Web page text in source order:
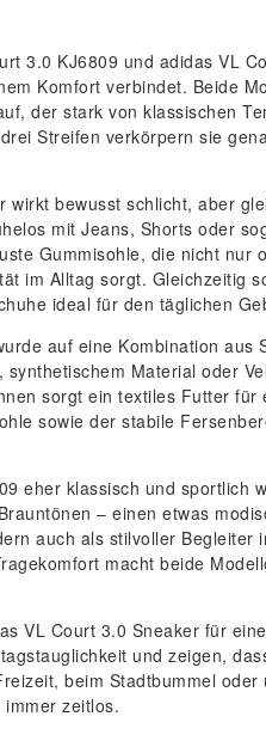
3.0 KJ6809 und adidas VL
Komfort verbindet. Beide
der stark von klassischen
Streifen verkörpern sie
wirkt bewusst schlicht, aber
mit Jeans, Shorts oder
Gummisohle, die nicht
im Alltag sorgt. Gleichzeitig
ideal für den täglichen
auf eine Kombination
synthetischem Material oder
sorgt ein textiles Futter
sowie der stabile
eher klassisch und
– einen etwas
auch als stilvoller
macht beide
VL Court 3.0 Sneaker für
und zeigen,
beim Stadtbummel
zeitlos.